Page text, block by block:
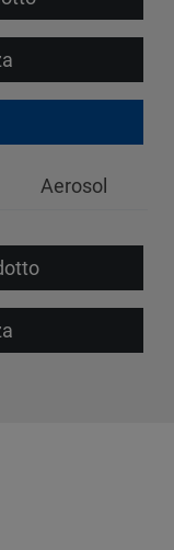
Aerosol